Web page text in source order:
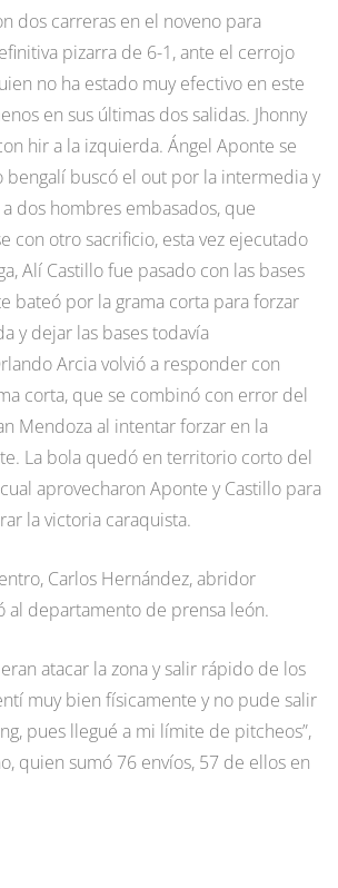
dos carreras en el noveno para
pizarra de 6-1, ante el cerrojo
no ha estado muy efectivo en este
en sus últimas dos salidas. Jhonny
hir a la izquierda. Ángel Aponte se
bengalí buscó el out por la intermedia y
dos hombres embasados, que
con otro sacrificio, esta vez ejecutado
Alí Castillo fue pasado con las bases
bateó por la grama corta para forzar
y dejar las bases todavía
Arcia volvió a responder con
corta, que se combinó con error del
Mendoza al intentar forzar en la
La bola quedó en territorio corto del
aprovecharon Aponte y Castillo para
la victoria caraquista.
Carlos Hernández, abridor
al departamento de prensa león.
atacar la zona y salir rápido de los
muy bien físicamente y no pude salir
pues llegué a mi límite de pitcheos”,
quien sumó 76 envíos, 57 de ellos en